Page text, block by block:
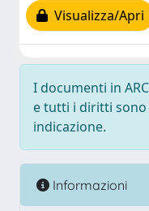
Visualizza/Apri
I documenti in
e tutti i diritti sono
indicazione.
Informazioni